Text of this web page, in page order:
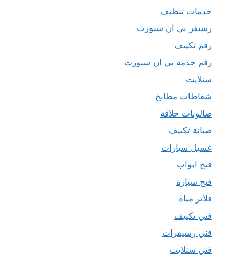
خدمات تنظيف
رسيفر بي ان سبورت
رقم تكييف
رقم خدمة بي ان سبورت
ستلايت
شفاطات مطابخ
صالونات حلاقة
صيانة تكييف
غسيل سيارات
فتح ابواب
فتح سيارة
فلاتر مياه
فني تكييف
فني رسيفرات
فني ستلايت